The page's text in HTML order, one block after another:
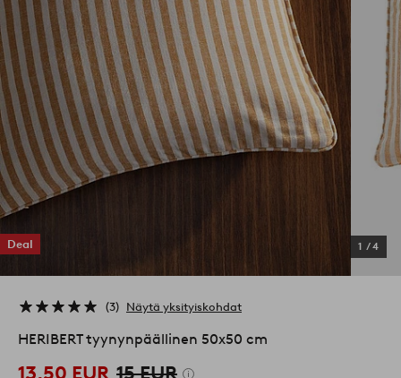
Deal 1 /4
3 Näytä yksityiskohdat
HERIBERT tyynynpäällinen 50x50 cm